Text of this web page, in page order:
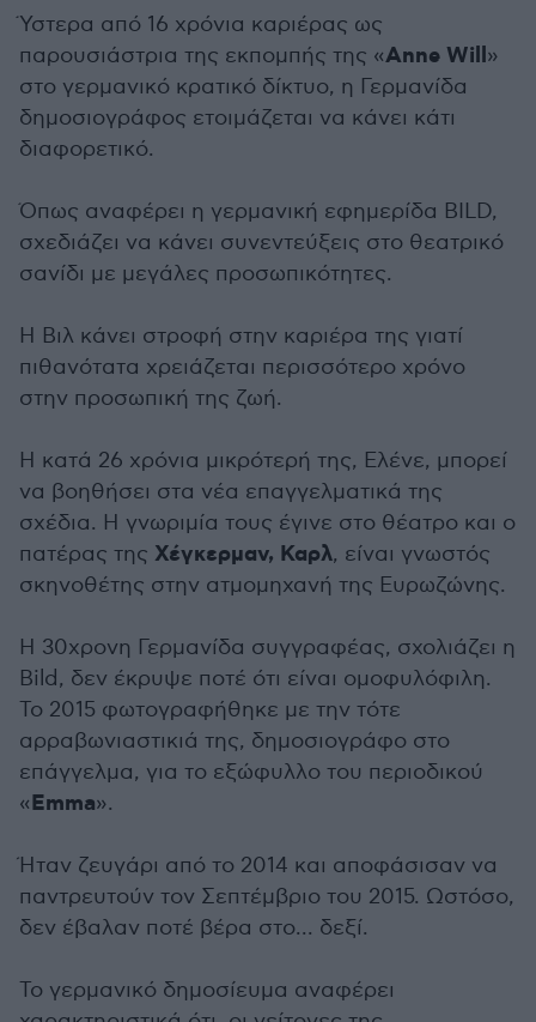
Ύστερα από 16 χρόνια καριέρας ως
παρουσιάστρια της εκπομπής της «Αnne Will»
στο γερμανικό κρατικό δίκτυο, η Γερμανίδα
δημοσιογράφος ετοιμάζεται να κάνει κάτι
διαφορετικό.
Όπως αναφέρει η γερμανική εφημερίδα BILD,
σχεδιάζει να κάνει συνεντεύξεις στο θεατρικό
σανίδι με μεγάλες προσωπικότητες.
Η Βιλ κάνει στροφή στην καριέρα της γιατί
πιθανότατα χρειάζεται περισσότερο χρόνο
στην προσωπική της ζωή.
Η κατά 26 χρόνια μικρότερή της, Ελένε, μπορεί
να βοηθήσει στα νέα επαγγελματικά της
σχέδια. Η γνωριμία τους έγινε στο θέατρο και ο
πατέρας της Χέγκερμαν, Καρλ, είναι γνωστός
σκηνοθέτης στην ατμομηχανή της Ευρωζώνης.
Η 30χρονη Γερμανίδα συγγραφέας, σχολιάζει η
Bild, δεν έκρυψε ποτέ ότι είναι ομοφυλόφιλη.
Το 2015 φωτογραφήθηκε με την τότε
αρραβωνιαστικιά της, δημοσιογράφο στο
επάγγελμα, για το εξώφυλλο του περιοδικού
«Emma».
Ήταν ζευγάρι από το 2014 και αποφάσισαν να
παντρευτούν τον Σεπτέμβριο του 2015. Ωστόσο,
δεν έβαλαν ποτέ βέρα στο... δεξί.
Το γερμανικό δημοσίευμα αναφέρει